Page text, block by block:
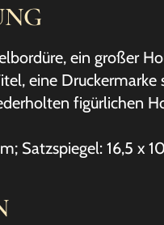
ein großer
eine Druckermarke
figürlichen
Satzspiegel: 16,5 x